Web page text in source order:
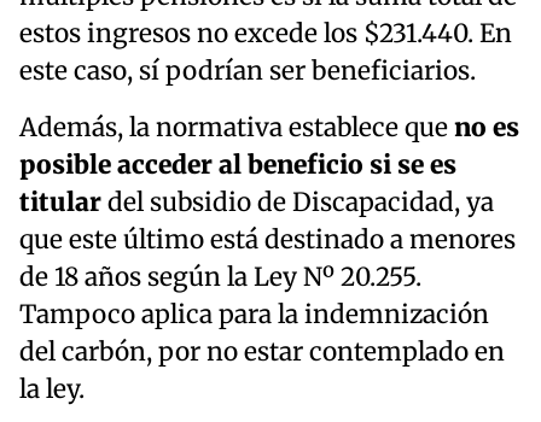
estos ingresos no excede los $231.440. En
este caso, sí podrían ser beneficiarios.
Además, la normativa establece queno es
posible acceder al beneficio si se es
titulardel subsidio de Discapacidad, ya
que este último está destinado a menores
de 18 años según la Ley Nº 20.255.
Tampoco aplica para la indemnización
del carbón, por no estar contemplado en
la ley.